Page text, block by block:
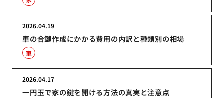
車の合鍵作成にかかる費用の内訳と種類別の相場
2026.04.19
車
一円玉で家の鍵を開ける方法の真実と注意点
2026.04.17